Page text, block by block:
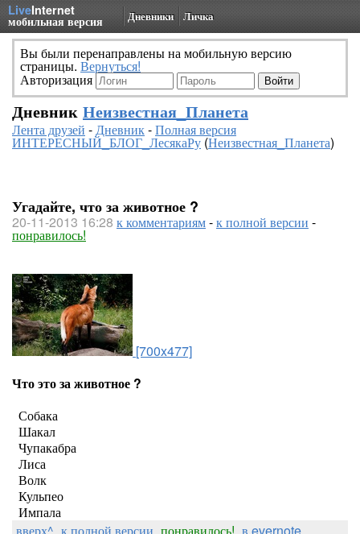
LiveInternet
мобильная версия Дневники Личка
Вы были перенаправлены на мобильную версию
страницы. Вернуться!
Авторизация
Дневник Неизвестная_Планета
Лента друзей -Дневник-Полная версия
ИНТЕРЕСНЫЙ_БЛОГ_ЛесякаРу(Неизвестная_Планета)
Угадайте, что за животное ?
20-11-2013 16:28 к комментариям-к полной версии -
понравилось!
[700x477]
Что это за животное ?
Собака
Шакал
Чупакабра
Лиса
Волк
Кульпео
Импала